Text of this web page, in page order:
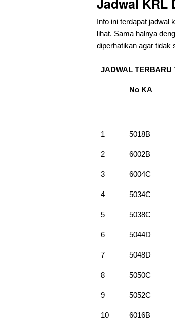
Info ini terdapat jadwal
lihat. Sama halnya
diperhatikan agar tidak
JADWAL TERBARU
No KA
1 5018B
2 6002B
3 6004C
4 5034C
5 5038C
6 5044D
7 5048D
8 5050C
9 5052C
10 6016B